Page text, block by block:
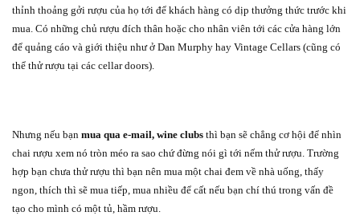
thỉnh thoảng gởi rượu của họ tới để khách hàng có dịp thưởng thức trước khi
mua. Có những chủ rượu đích thân hoặc cho nhân viên tới các cửa hàng lớn
để quảng cáo và giới thiệu như ở Dan Murphy hay Vintage Cellars (cũng có
thể thử rượu tại các cellar doors).
Nhưng nếu bạn mua qua e-mail, wine clubs thì bạn sẽ chẳng cơ hội để nhìn
chai rượu xem nó tròn méo ra sao chứ đừng nói gì tới nếm thử rượu. Trường
hợp bạn chưa thử rượu thì bạn nên mua một chai đem về nhà uống, thấy
ngon, thích thì sẽ mua tiếp, mua nhiều để cất nếu bạn chí thú trong vấn đề
tạo cho mình có một tủ, hầm rượu.